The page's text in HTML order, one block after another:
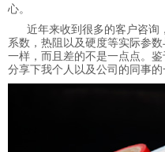
心。
近年来收到很多的客户咨询
系数，热阻以及硬度等实际参
一样，而且差的不是一点点。
分享下我个人以及公司的同事的